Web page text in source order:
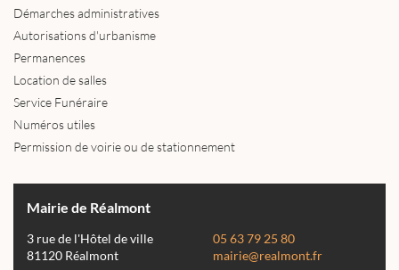
Démarches administratives
Autorisations d'urbanisme
Permanences
Location de salles
Service Funéraire
Numéros utiles
Permission de voirie ou de stationnement
Mairie de Réalmont
3 rue de l'Hôtel de ville
81120 Réalmont
05 63 79 25 80
mairie@realmont.fr